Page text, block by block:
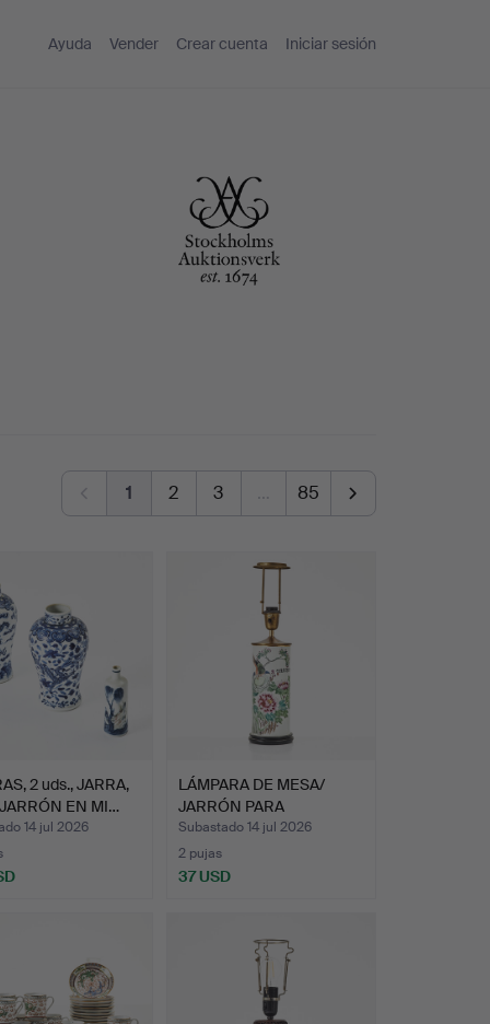
Ayuda Vender Crear cuenta Iniciar sesión
1 2 3 … 85
2 uds., JARRA,
EN MI…
14 jul 2026
LÁMPARA DE MESA/
JARRÓN PARA
PINCELES, por…
Subastado 14 jul 2026
2 pujas
37 USD